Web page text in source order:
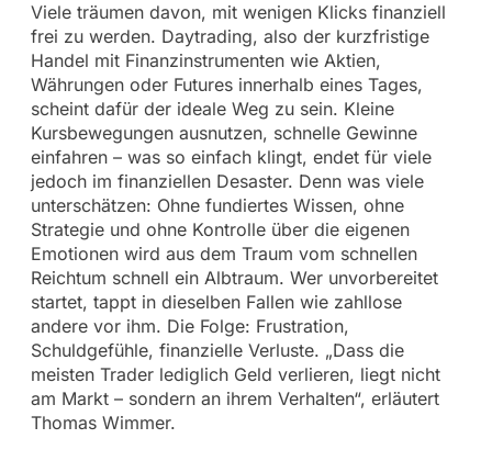
Viele träumen davon, mit wenigen Klicks finanziell
frei zu werden. Daytrading, also der kurzfristige
Handel mit Finanzinstrumenten wie Aktien,
Währungen oder Futures innerhalb eines Tages,
scheint dafür der ideale Weg zu sein. Kleine
Kursbewegungen ausnutzen, schnelle Gewinne
einfahren – was so einfach klingt, endet für viele
jedoch im finanziellen Desaster. Denn was viele
unterschätzen: Ohne fundiertes Wissen, ohne
Strategie und ohne Kontrolle über die eigenen
Emotionen wird aus dem Traum vom schnellen
Reichtum schnell ein Albtraum. Wer unvorbereitet
startet, tappt in dieselben Fallen wie zahllose
andere vor ihm. Die Folge: Frustration,
Schuldgefühle, finanzielle Verluste. „Dass die
meisten Trader lediglich Geld verlieren, liegt nicht
am Markt – sondern an ihrem Verhalten“, erläutert
Thomas Wimmer.